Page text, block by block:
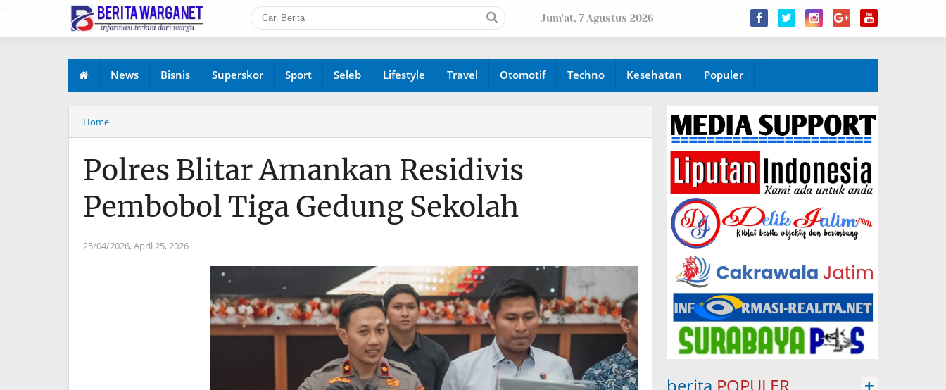
Jum'at, 7 Agustus 2026
News Bisnis Superskor Sport Seleb Lifestyle Travel Otomotif Techno Kesehatan Populer
Home
Polres Blitar Amankan Residivis
Pembobol Tiga Gedung Sekolah
25/04/2026, April 25, 2026